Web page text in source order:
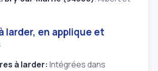
larder, en applique et
à larder: Intégrées dans